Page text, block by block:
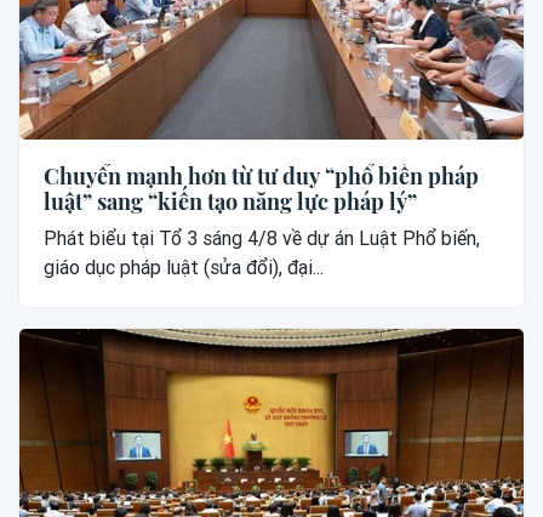
Chuyển mạnh hơn từ tư duy “phổ biến pháp
luật” sang “kiến tạo năng lực pháp lý”
Phát biểu tại Tổ 3 sáng 4/8 về dự án Luật Phổ biến,
giáo dục pháp luật (sửa đổi), đại...